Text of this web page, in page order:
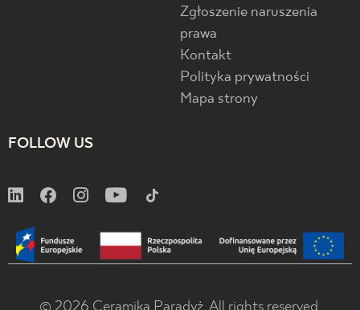
Zgłoszenie naruszenia
prawa
Kontakt
Polityka prywatności
Mapa strony
FOLLOW US